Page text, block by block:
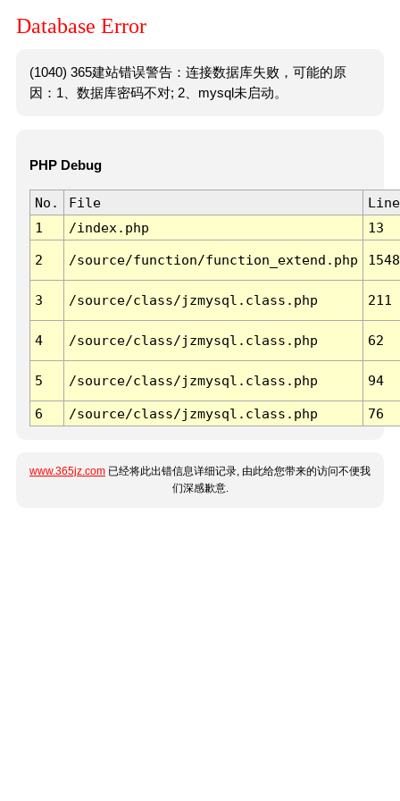
Database Error
(1040) 365建站错误警告：连接数据库失败，可能的原
因：1、数据库密码不对; 2、mysql未启动。
PHP Debug
No. File
Line
1
/index.php 13
2 /source/function/function_extend.php 1548
3 /source/class/jzmysql.class.php 211
4 /source/class/jzmysql.class.php 62
5 /source/class/jzmysql.class.php 94
6 /source/class/jzmysql.class.php 76
www.365jz.com 已经将此出错信息详细记录, 由此给您带来的访问不便我
们深感歉意.